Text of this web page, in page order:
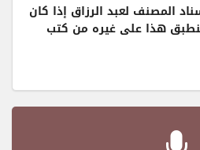
المصنف لعبد الرزاق إذا كان
هذا على غيره من كتب